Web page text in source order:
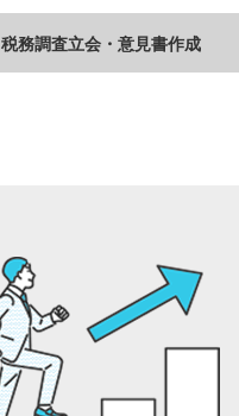
税務調査立会・意見書作成